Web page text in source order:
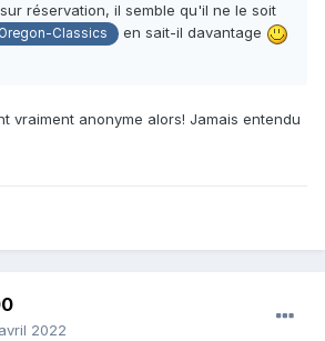
réservation, il semble qu'il ne le soit
Classics en sait-il davantage
vraiment anonyme alors! Jamais entendu
2022